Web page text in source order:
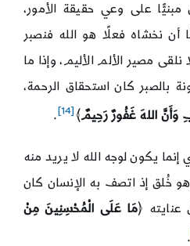
على وعي حقيقة الأمور،
نخشاه فعلًا هو الله فنصبر
مصير الألم الأليم، وإذا ما
بالصبر كان استحقاق الرحمة،
وَأَنَّ اللهَ غَفُورٌ رَحِيمٌ﴾[14]
.
يكون لوجه الله لا يريد منه
خُلق إذ اتصف به الإنسان كان
﴿مَا عَلَى الْمُحْسِنِينَ مِنْ
.